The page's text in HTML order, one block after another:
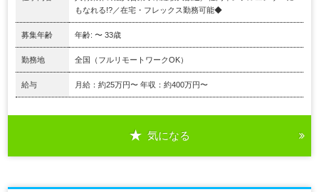
もなれる!?／在宅・フレックス勤務可能◆
募集年齢 年齢: 〜 33歳
勤務地 全国（フルリモートワークOK）
給与 月給：約25万円〜 年収：約400万円〜
気になる